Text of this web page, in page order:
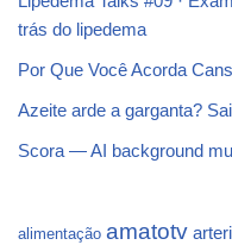
trás do lipedema
Por Que Você Acorda
Azeite arde a garganta?
Scora — AI background
alimentação amatotv